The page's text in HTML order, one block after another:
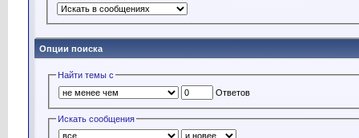
Опции поиска
Найти темы с
Ответов
Искать сообщения